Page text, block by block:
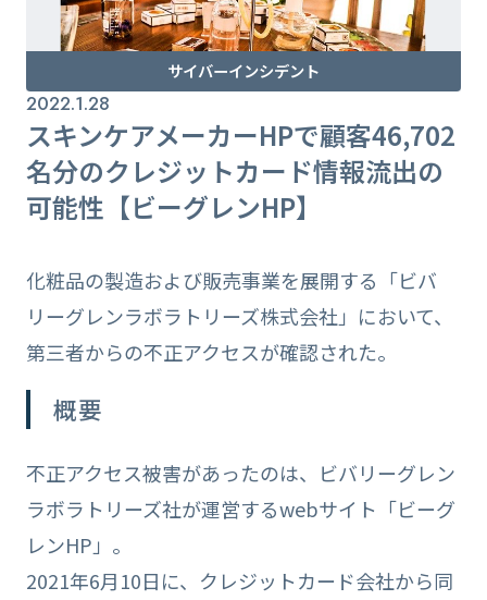
サイバーインシデント
2022.1.28
スキンケアメーカーHPで顧客46,702
名分のクレジットカード情報流出の
可能性【ビーグレンHP】
化粧品の製造および販売事業を展開する「ビバ
リーグレンラボラトリーズ株式会社」において、
第三者からの不正アクセスが確認された。
概要
不正アクセス被害があったのは、ビバリーグレン
ラボラトリーズ社が運営するwebサイト「ビーグ
レンHP」。
2021年6月10日に、クレジットカード会社から同